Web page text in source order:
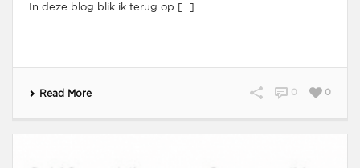
In deze blog blik ik terug op [...]
Read More 0
0